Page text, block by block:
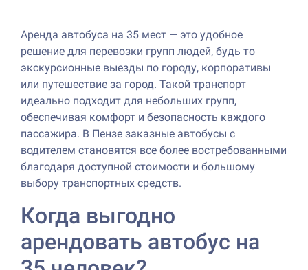
Аренда автобуса на 35 мест — это удобное
решение для перевозки групп людей, будь то
экскурсионные выезды по городу, корпоративы
или путешествие за город. Такой транспорт
идеально подходит для небольших групп,
обеспечивая комфорт и безопасность каждого
пассажира. В Пензе заказные автобусы с
водителем становятся все более востребованными
благодаря доступной стоимости и большому
выбору транспортных средств.
Когда выгодно
арендовать автобус на